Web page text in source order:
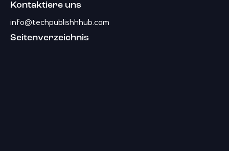
Kontaktiere uns
info@techpublishhhub.com
Seitenverzeichnis